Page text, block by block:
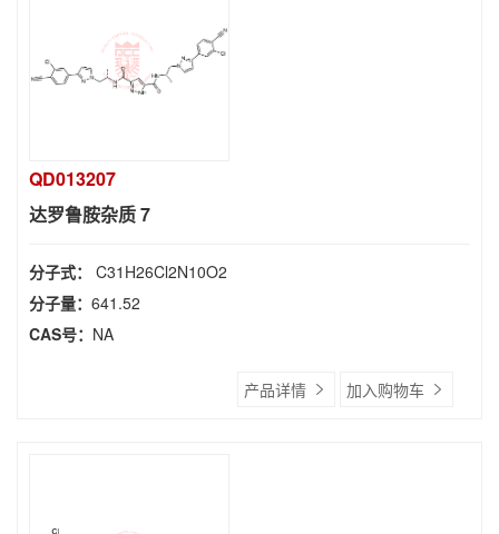
QD013207
达罗鲁胺杂质 7
分子式： C31H26Cl2N10O2
分子量： 641.52
CAS号： NA
产品详情 加入购物车